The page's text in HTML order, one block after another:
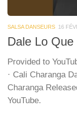
SALSA DANSEURS 16
Dale Lo
Provided to
· Cali Charanga
Charanga
YouTube.